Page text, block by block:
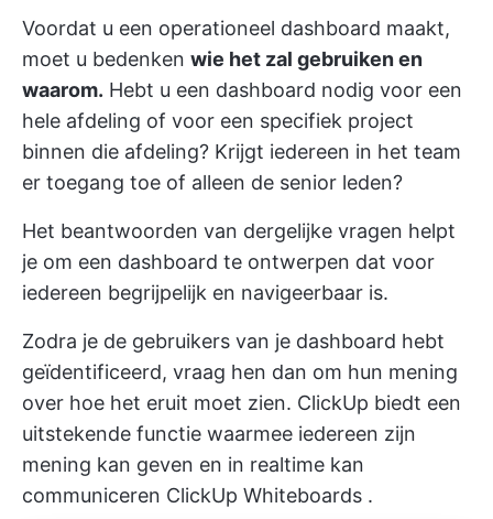
Voordat u een operationeel dashboard maakt,
moet u bedenken wie het zal gebruiken en
waarom. Hebt u een dashboard nodig voor een
hele afdeling of voor een specifiek project
binnen die afdeling? Krijgt iedereen in het team
er toegang toe of alleen de senior leden?
Het beantwoorden van dergelijke vragen helpt
je om een dashboard te ontwerpen dat voor
iedereen begrijpelijk en navigeerbaar is.
Zodra je de gebruikers van je dashboard hebt
geïdentificeerd, vraag hen dan om hun mening
over hoe het eruit moet zien. ClickUp biedt een
uitstekende functie waarmee iedereen zijn
mening kan geven en in realtime kan
communiceren ClickUp Whiteboards .